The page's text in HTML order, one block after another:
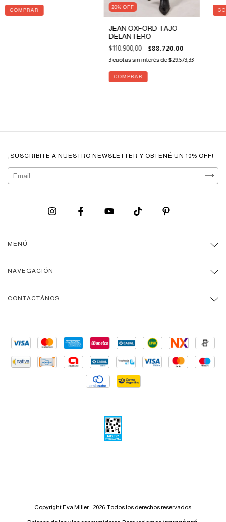
20%OFF
JEAN OXFORD TAJO
DELANTERO
$110.900,00 $88.720,00
3cuotas sin interés de$29.573,33
COMPRAR
¡SUSCRIBITE A NUESTRO NEWSLETTER Y OBTENÉ UN 10% OFF!
MENÚ
NAVEGACIÓN
CONTACTÁNOS
Copyright Eva Miller - 2026. Todos los derechos reservados.